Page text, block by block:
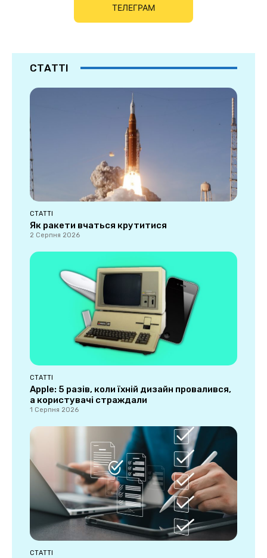
ТЕЛЕГРАМ
СТАТТІ
СТАТТІ
Як ракети вчаться крутитися
2 Серпня 2026
СТАТТІ
Apple: 5 разів, коли їхній дизайн провалився,
а користувачі страждали
1 Серпня 2026
СТАТТІ